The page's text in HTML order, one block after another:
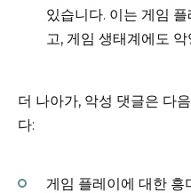
있습니다. 이는 게임
고, 게임 생태계에도
더 나아가, 악성 댓글은 다
다:
게임 플레이에 대한 흥